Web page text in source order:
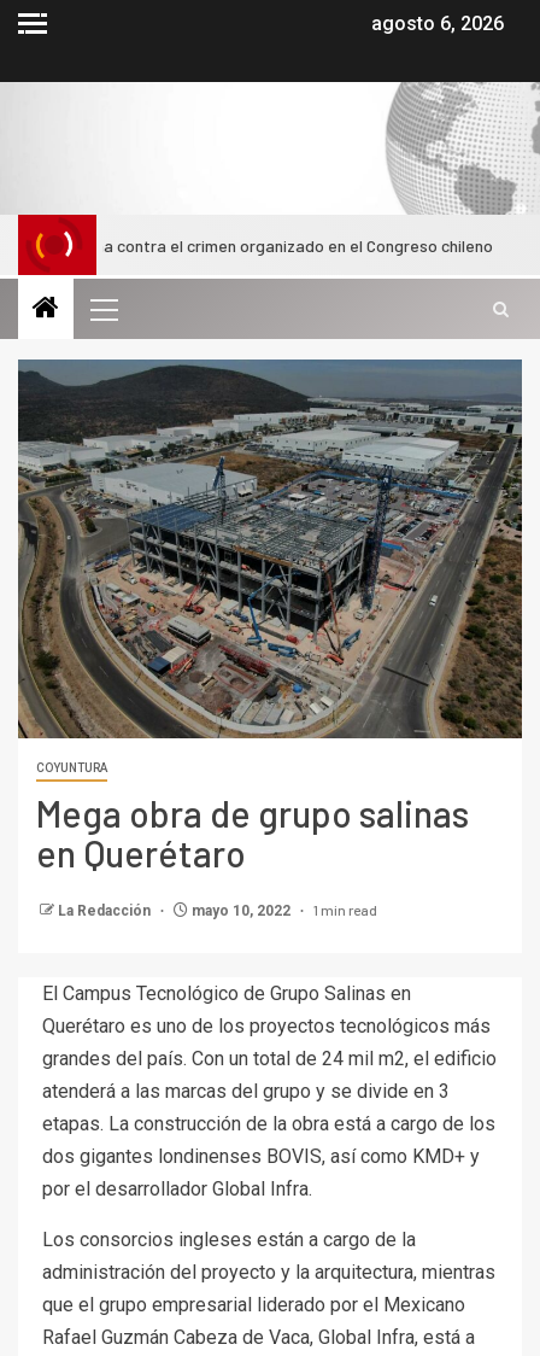
agosto 6, 2026
contra el crimen organizado en el Congreso chileno
COYUNTURA
Mega obra de grupo salinas
en Querétaro
La Redacción mayo 10, 2022 1 min read
El Campus Tecnológico de Grupo Salinas en
Querétaro es uno de los proyectos tecnológicos más
grandes del país. Con un total de 24 mil m2, el edificio
atenderá a las marcas del grupo y se divide en 3
etapas. La construcción de la obra está a cargo de los
dos gigantes londinenses BOVIS, así como KMD+ y
por el desarrollador Global Infra.
Los consorcios ingleses están a cargo de la
administración del proyecto y la arquitectura, mientras
que el grupo empresarial liderado por el Mexicano
Rafael Guzmán Cabeza de Vaca, Global Infra, está a